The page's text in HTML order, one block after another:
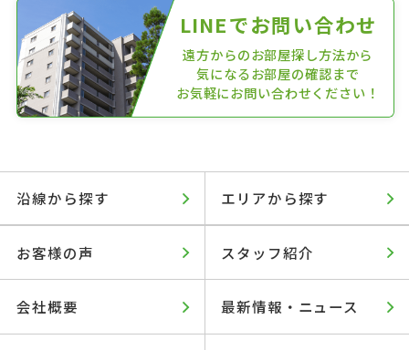
LINEでお問い合わせ
遠方からのお部屋探し方法から
気になるお部屋の確認まで
お気軽にお問い合わせください！
沿線から探す エリアから探す
お客様の声 スタッフ紹介
会社概要 最新情報・ニュース